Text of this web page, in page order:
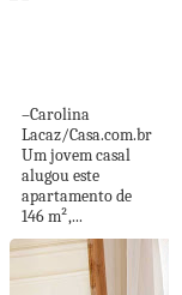
–Carolina
Lacaz/Casa.com.br
Um jovem casal
alugou este
apartamento de
146 m²,...